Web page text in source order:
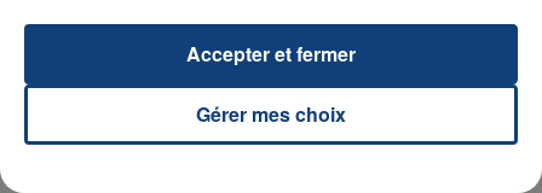
UNE ADOLESCENTE DEVANT SE FAIRE
OPÉRER DE LA CHEVILLE RESSORT DE LA...
La famille a porté plainte contre la clinique qui a
Gérer mes choix
Accepter et fermer